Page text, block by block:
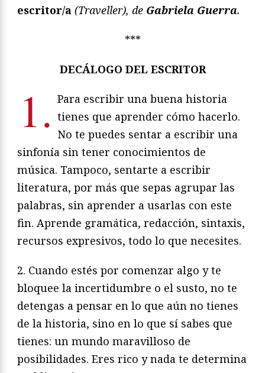
escritor/a (Traveller), de Gabriela Guerra.
***
DECÁLOGO DEL ESCRITOR
1. Para escribir una buena historia
tienes que aprender cómo hacerlo.
No te puedes sentar a escribir una
sinfonía sin tener conocimientos de
música. Tampoco, sentarte a escribir
literatura, por más que sepas agrupar las
palabras, sin aprender a usarlas con este
fin. Aprende gramática, redacción, sintaxis,
recursos expresivos, todo lo que necesites.
2. Cuando estés por comenzar algo y te
bloquee la incertidumbre o el susto, no te
detengas a pensar en lo que aún no tienes
de la historia, sino en lo que sí sabes que
tienes: un mundo maravilloso de
posibilidades. Eres rico y nada te determina